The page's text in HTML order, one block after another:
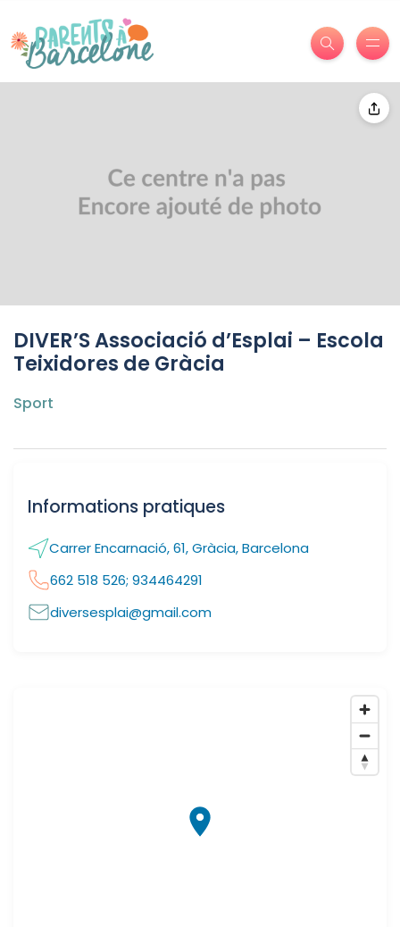
DIVER’S Associació d’Esplai – Escola
Teixidores de Gràcia
Sport
Informations pratiques
Carrer Encarnació, 61, Gràcia, Barcelona
662 518 526; 934464291
diversesplai@gmail.com